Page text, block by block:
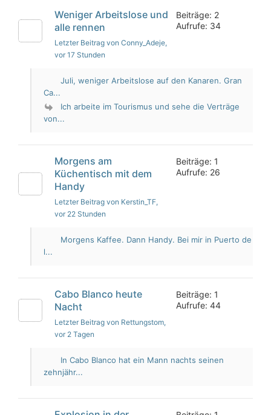
Weniger Arbeitslose und
alle rennen
Letzter Beitrag von Conny_Adeje,
vor 17 Stunden
Beiträge: 2
Aufrufe: 34
Juli, weniger Arbeitslose auf den Kanaren. Gran
Ca...
Ich arbeite im Tourismus und sehe die Verträge
von...
Morgens am
Küchentisch mit dem
Handy
Letzter Beitrag von Kerstin_TF,
vor 22 Stunden
Beiträge: 1
Aufrufe: 26
Morgens Kaffee. Dann Handy. Bei mir in Puerto de
l...
Cabo Blanco heute
Nacht
Letzter Beitrag von Rettungstom,
vor 2 Tagen
Beiträge: 1
Aufrufe: 44
In Cabo Blanco hat ein Mann nachts seinen
zehnjähr...